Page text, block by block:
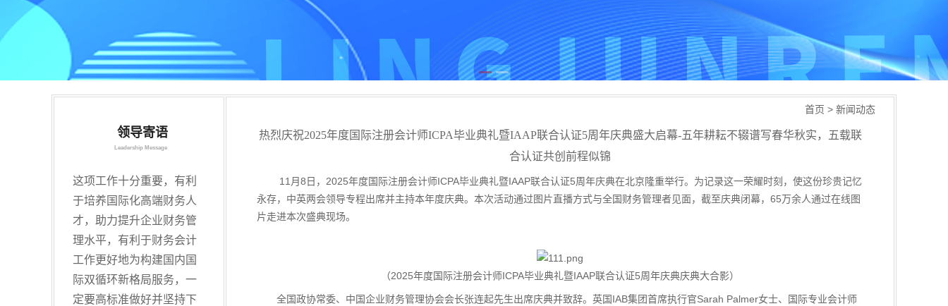
领导寄语
Leadership Message
这项工作十分重要，有利
于培养国际化高端财务人
才，助力提升企业财务管
理水平，有利于财务会计
工作更好地为构建国内国
际双循环新格局服务，一
定要高标准做好并坚持下
首页 > 新闻动态
热烈庆祝2025年度国际注册会计师ICPA毕业典礼暨IAAP联合认证5周年庆典盛大启幕-五年耕耘不辍谱写春华秋实，五载联
合认证共创前程似锦
11月8日，2025年度国际注册会计师ICPA毕业典礼暨IAAP联合认证5周年庆典在北京隆重举行。为记录这一荣耀时刻，使这份珍贵记忆
永存，中英两会领导专程出席并主持本年度庆典。本次活动通过图片直播方式与全国财务管理者见面，截至庆典闭幕，65万余人通过在线图
片走进本次盛典现场。
（2025年度国际注册会计师ICPA毕业典礼暨IAAP联合认证5周年庆典庆典大合影）
全国政协常委、中国企业财务管理协会会长张连起先生出席庆典并致辞。英国IAB集团首席执行官Sarah Palmer女士、国际专业会计师